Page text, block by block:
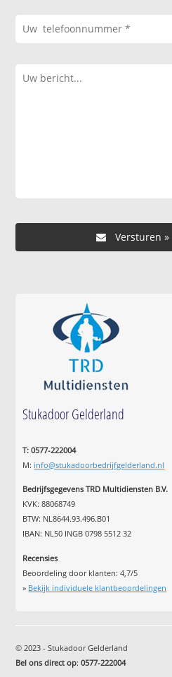
Stukadoor Gelderland
T: 0577-222004
M: info@stukadoorbedrijfgelderland.nl
Bedrijfsgegevens TRD Multidiensten B.V.
KVK: 88068749
BTW: NL8644.93.496.B01
IBAN: NL50 INGB 0798 5512 32
Recensies
Beoordeling door klanten:4,7/5
» Bekijk individuele klantbeoordelingen
© 2023 - Stukadoor Gelderland
Bel ons direct op:0577-222004